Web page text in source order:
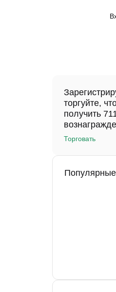
торгуйте,
получить
Торговать
Популярные